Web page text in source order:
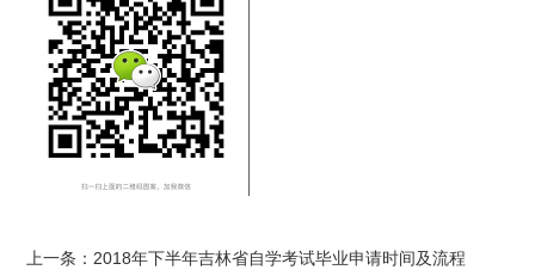
上一条 ： 2018年下半年吉林省自学考试毕业申请时间及流程